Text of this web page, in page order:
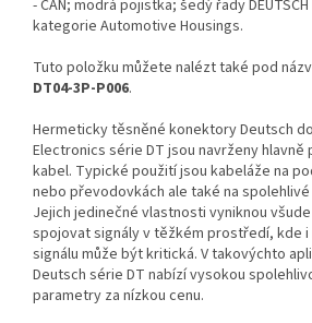
- CAN; modrá pojistka; šedý řady
kategorie Automotive Housings.
Tuto položku můžete nalézt také pod
DT04-3P-P006.
Hermeticky těsněné konektory Deutsch
Electronics série DT jsou navrženy hlavně
kabel. Typické použití jsou kabeláže na
nebo převodovkách ale také na
Jejich jedinečné vlastnosti vyniknou
spojovat signály v těžkém prostředí, kde i
signálu může být kritická. V takovýchto
Deutsch série DT nabízí vysokou
parametry za nízkou cenu.